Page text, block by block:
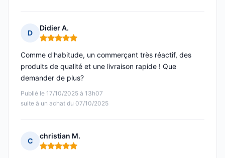
D
Didier A.
Note : 5 sur 5
Publié le 17/10/2025 à 13h07
suite à un achat du 07/10/2025
Comme d'habitude, un commerçant très réactif, des
produits de qualité et une livraison rapide ! Que
demander de plus?
C
christian M.
Note : 5 sur 5